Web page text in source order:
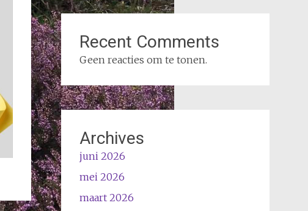
Recent Comments
Geen reacties om te tonen.
Archives
juni 2026
mei 2026
maart 2026